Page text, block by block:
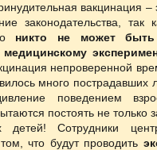
вакцинация –
законодательства, так
никто не может быть
медицинскому
непроверенной
много
поведением
постоять не только
детей! Сотрудники
что будут проводить